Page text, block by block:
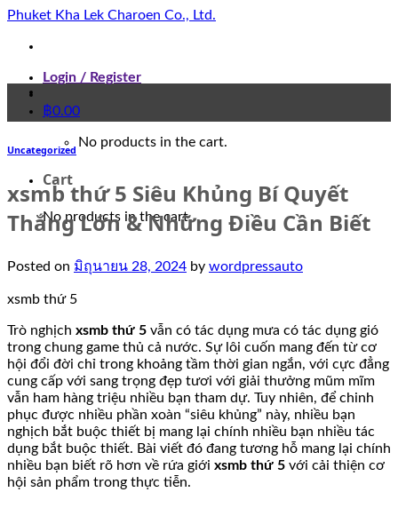
Skip
content
Phuket Kha Lek Charoen Co., Ltd.
Login / Register
฿0.00
No products in the cart.
Cart
No products in the cart.
Uncategorized
xsmb thứ 5 Siêu Khủng Bí Quyết
Thắng Lớn & Những Điều Cần Biết
Posted on มิถุนายน 28, 2024 by wordpressauto
xsmb thứ 5
Trò nghịch xsmb thứ 5 vẫn có tác dụng mưa có tác dụng gió
trong chung game thủ cả nước. Sự lôi cuốn mang đến từ cơ
hội đổi đời chỉ trong khoảng tầm thời gian ngắn, với cực đẳng
cung cấp với sang trọng đẹp tươi với giải thưởng mũm mĩm
vẫn ham hàng triệu nhiều bạn tham dự. Tuy nhiên, để chinh
phục được nhiều phần xoàn “siêu khủng” này, nhiều bạn
nghịch bắt buộc thiết bị mang lại chính nhiều bạn nhiều tác
dụng bắt buộc thiết. Bài viết đó đang tương hỗ mang lại chính
nhiều bạn biết rõ hơn về rứa giới xsmb thứ 5 với cải thiện cơ
hội sản phẩm trong thực tiễn.